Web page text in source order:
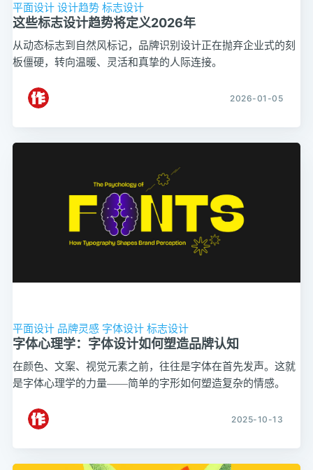
平面设计 设计趋势 标志设计
这些标志设计趋势将定义2026年
从动态标志到自然风标记，品牌识别设计正在抛弃企业式的刻
板僵硬，转向温暖、灵活和真挚的人际连接。
2026-01-05
平面设计 品牌灵感 字体设计 标志设计
字体心理学：字体设计如何塑造品牌认知
在颜色、文案、视觉元素之前，往往是字体在首先发声。这就
是字体心理学的力量——简单的字形如何塑造复杂的情感。
2025-10-13